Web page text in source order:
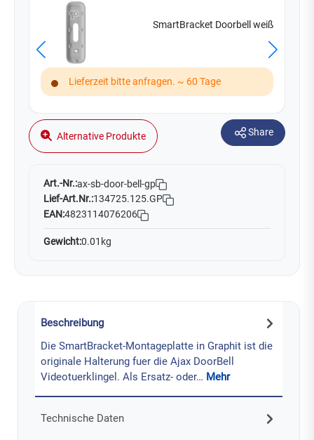
SmartBracket Doorbell weiß
Lieferzeit bitte anfragen. ~ 60 Tage
Alternative Produkte Share
Art.-Nr.:ax-sb-door-bell-gp
Lief-Art.Nr.:134725.125.GP
EAN:4823114076206
Gewicht:0.01kg
Beschreibung
Die SmartBracket-Montageplatte in Graphit ist die
originale Halterung fuer die Ajax DoorBell
Videotuerklingel. Als Ersatz- oder… Mehr
Technische Daten